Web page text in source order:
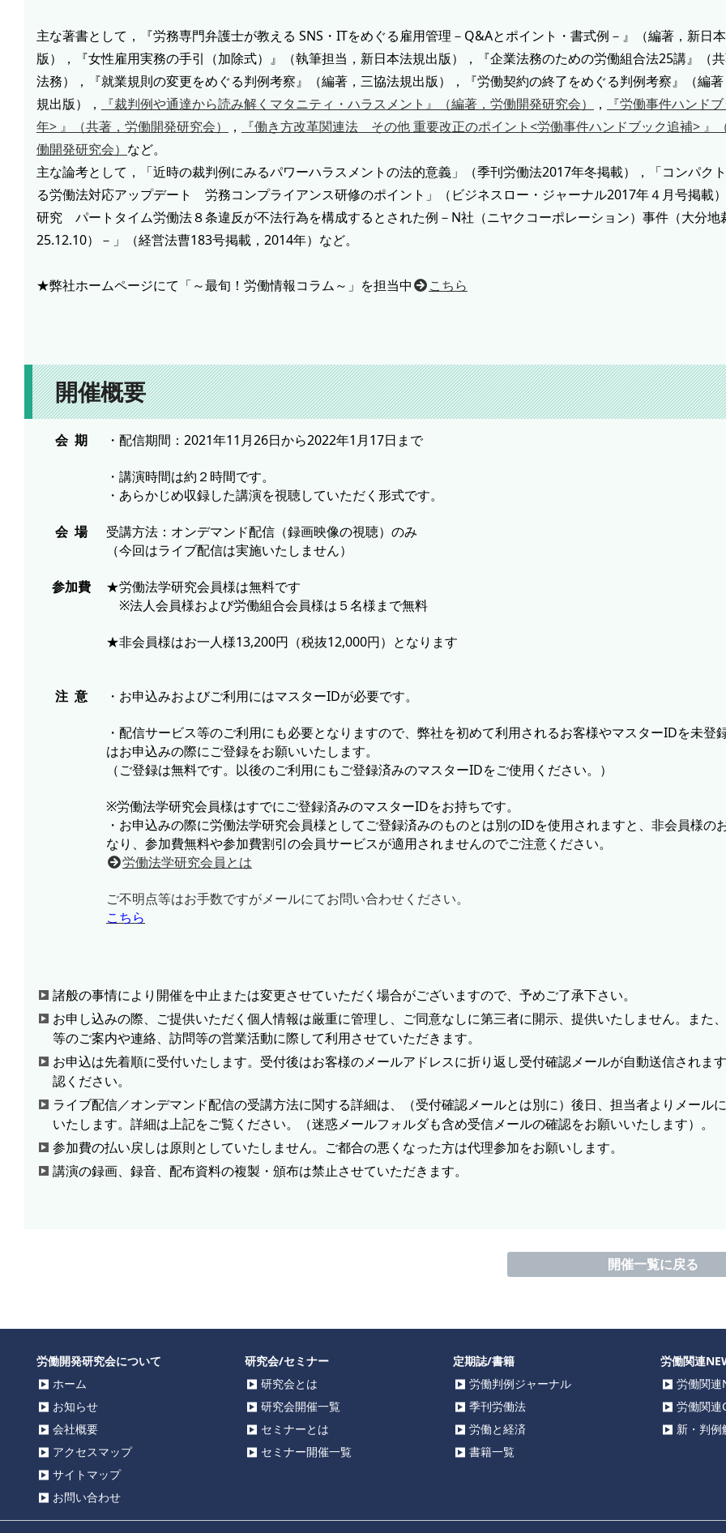
主な著書として，『労務専門弁護士が教える SNS・ITをめぐる雇用管理－Q&Aとポイント・書式例－』（編著，新日
版），『女性雇用実務の手引（加除式）』（執筆担当，新日本法規出版），『企業法務のための労働組合法25講』（
法務），『就業規則の変更をめぐる判例考察』（編著，三協法規出版），『労働契約の終了をめぐる判例考察』（編
規出版），
『裁判例や通達から読み解くマタニティ・ハラスメント』（編著，労働開発研究会） ，
『労働事件ハンド
年> 』（共著，労働開発研究会）
，
『働き方改革関連法 その他 重要改正のポイント<労働事件ハンドブック追補> 』
働開発研究会） など。
主な論考として，「近時の裁判例にみるパワーハラスメントの法的意義」（季刊労働法2017年冬掲載），「コンパク
る労働法対応アップデート 労務コンプライアンス研修のポイント」（ビジネスロー・ジャーナル2017年４月号掲載
研究 パートタイム労働法８条違反が不法行為を構成するとされた例－N社（ニヤクコーポレーション）事件（大分地
25.12.10）－」（経営法曹183号掲載，2014年）など。
★弊社ホームページにて「～最旬！労働情報コラム～」を担当中 こちら
開催概要
会 期 ・配信期間：2021年11月26日から2022年1月17日まで
・講演時間は約２時間です。
・あらかじめ収録した講演を視聴していただく形式です。
会 場
受講方法：オンデマンド配信（録画映像の視聴）のみ
（今回はライブ配信は実施いたしません）
参加費
★労働法学研究会員様は無料です
※法人会員様および労働組合会員様は５名様まで無料
★非会員様はお一人様13,200円（税抜12,000円）となります
注 意 ・お申込みおよびご利用にはマスターIDが必要です。
・配信サービス等のご利用にも必要となりますので、弊社を初めて利用されるお客様やマスターIDを未登
はお申込みの際にご登録をお願いいたします。
（ご登録は無料です。以後のご利用にもご登録済みのマスターIDをご使用ください。）
※労働法学研究会員様はすでにご登録済みのマスターIDをお持ちです。
・お申込みの際に労働法学研究会員様としてご登録済みのものとは別のIDを使用されますと、非会員様の
なり、参加費無料や参加費割引の会員サービスが適用されませんのでご注意ください。
労働法学研究会員とは
ご不明点等はお手数ですがメールにてお問い合わせください。
こちら
諸般の事情により開催を中止または変更させていただく場合がございますので、予めご了承下さい。
お申し込みの際、ご提供いただく個人情報は厳重に管理し、ご同意なしに第三者に開示、提供いたしません。また
等のご案内や連絡、訪問等の営業活動に際して利用させていただきます。
お申込は先着順に受付いたします。受付後はお客様のメールアドレスに折り返し受付確認メールが自動送信されま
認ください。
ライブ配信／オンデマンド配信の受講方法に関する詳細は、（受付確認メールとは別に）後日、担当者よりメール
いたします。詳細は上記をご覧ください。（迷惑メールフォルダも含め受信メールの確認をお願いいたします）。
参加費の払い戻しは原則としていたしません。ご都合の悪くなった方は代理参加をお願いします。
講演の録画、録音、配布資料の複製・頒布は禁止させていただきます。
開催一覧に戻る
労働開発研究会について
ホーム
お知らせ
会社概要
アクセスマップ
サイトマップ
お問い合わせ
研究会/セミナー
研究会とは
研究会開催一覧
セミナーとは
セミナー開催一覧
定期誌/書籍
労働判例ジャーナル
季刊労働法
労働と経済
書籍一覧
労働関連
労働関連
労働関連
新・判